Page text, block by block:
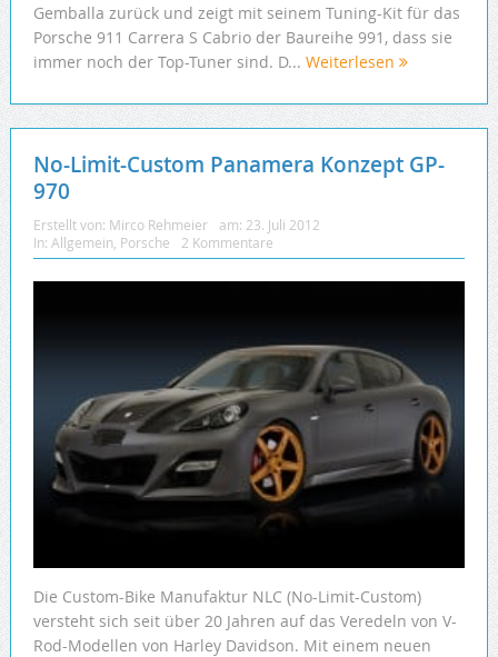
Gemballa zurück und zeigt mit seinem Tuning-Kit für das
Porsche 911 Carrera S Cabrio der Baureihe 991, dass sie
immer noch der Top-Tuner sind. D... Weiterlesen
No-Limit-Custom Panamera Konzept GP-
970
Erstellt von: Mirco Rehmeier am: 23. Juli 2012
In: Allgemein Porsche 2 Kommentare
Die Custom-Bike Manufaktur NLC (No-Limit-Custom)
versteht sich seit über 20 Jahren auf das Veredeln von V-
Rod-Modellen von Harley Davidson. Mit einem neuen